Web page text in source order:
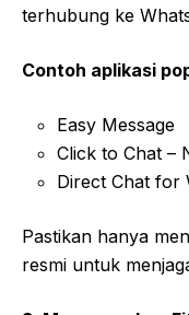
terhubung ke
Contoh aplikasi
Easy Message
Click to Chat –
Direct Chat for
Pastikan hanya
resmi untuk